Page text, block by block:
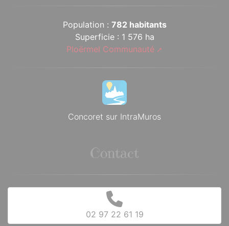
Population : 782 habitants
Superficie : 1 576 ha
Ploërmel Communauté
Concoret sur IntraMuros
Contact
02 97 22 61 19